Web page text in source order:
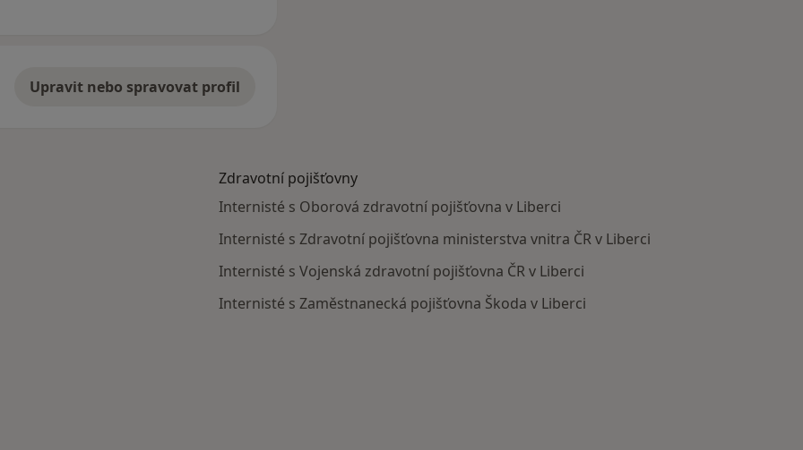
Upravit nebo spravovat profil
Zdravotní pojišťovny
Internisté s Oborová zdravotní pojišťovna v Liberci
Internisté s Zdravotní pojišťovna ministerstva vnitra ČR v Liberci
Internisté s Vojenská zdravotní pojišťovna ČR v Liberci
Internisté s Zaměstnanecká pojišťovna Škoda v Liberci